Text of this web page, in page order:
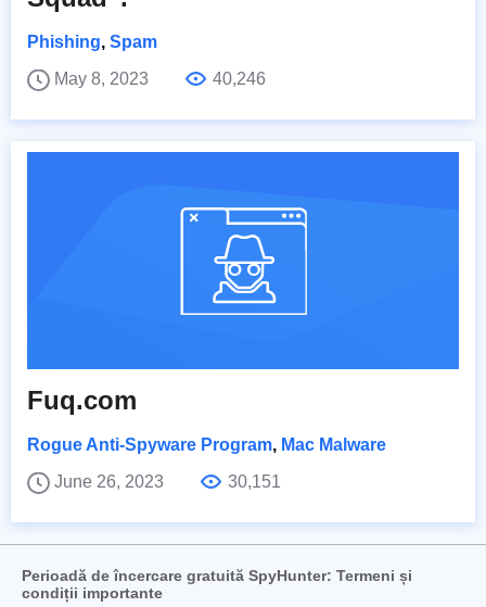
Phishing, Spam
May 8, 2023
40,246
Fuq.com
Rogue Anti-Spyware Program, Mac Malware
June 26, 2023
30,151
Perioadă de încercare gratuită SpyHunter: Termeni și
condiții importante